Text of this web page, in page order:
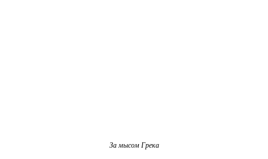
За мысом Грека